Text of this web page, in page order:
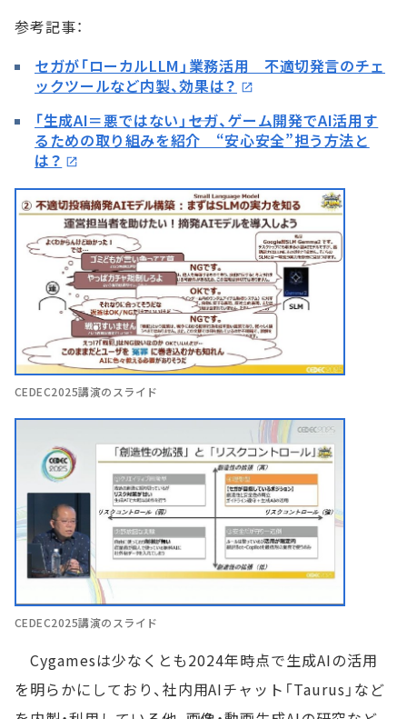
参考記事：
セガが「ローカルLLM」業務活用 不適切発言のチェ
ックツールなど内製、効果は？
「生成AI＝悪ではない」――セガ、ゲーム開発でAI活用す
るための取り組みを紹介 “安心安全”担う方法と
は？
CEDEC2025講演のスライド
CEDEC2025講演のスライド
Cygamesは少なくとも2024年時点で生成AIの活用
を明らかにしており、社内用AIチャット「Taurus」など